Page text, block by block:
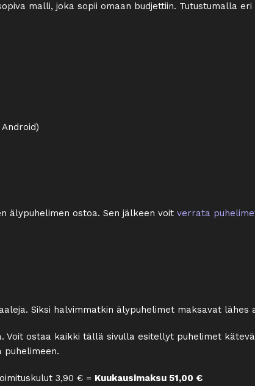
malli, joka sopii omaan budjettiin. Tutustumalla eri
älypuhelimen ostoa. Sen jälkeen voit verrata
Siksi halvimmatkin älypuhelimet maksavat lähes
Voit ostaa kaikki tällä sivulla esitellyt puhelimet
3,90 € = Kuukausimaksu 51,00 €